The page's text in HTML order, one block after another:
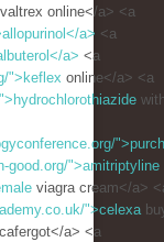
valtrex online</a> <a
a> <a
a> <a
">keflex online</a> <a
good.org/">amitriptyline
viagra cream</a>
">celexa
cafergot</a> <a